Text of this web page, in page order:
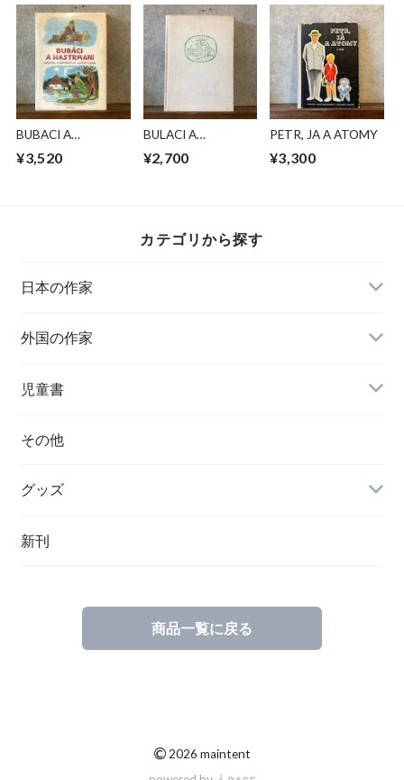
BUBACI A
¥3,520
BULACI A
¥2,700
PETR, JA A ATOMY
¥3,300
カテゴリから探す
日本の作家
外国の作家
チェコ
ハンガリー
その他
ポーランド
児童書
その他
グッズ
新刊
商品一覧に戻る
© 2026 maintent